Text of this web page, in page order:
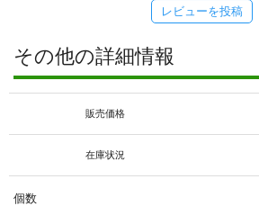
レビューを投稿
その他の詳細情報
販売価格
在庫状況
個数